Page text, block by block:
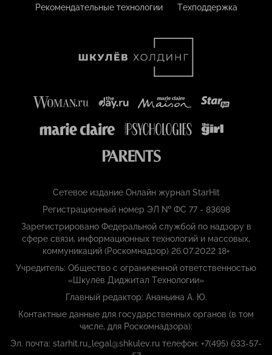
Рекомендательные технологии
Техподдержка
Сетевое издание Онлайн журнал StarHit
Регистрационный номер ЭЛ № ФС 77 - 83698
Зарегистрировано Федеральной службой по надзору в
сфере связи, информационных технологий и массовых,
коммуникаций (Роскомнадзор) 26.07.2022 18+
Учредитель: Общество с ограниченной ответственностью
«Шкулёв Диджитал Технологии»
Главный редактор: Ананьина А. Ю.
Контактные данные для государственных органов (в том
числе, для Роскомнадзора):
Эл. почта: starhit.ru_legal@shkulev.ru телефон: +7(495) 633-57-